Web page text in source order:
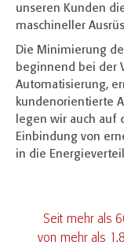
unseren Kunden
maschineller
Die Minimierung
beginnend bei der
Automatisierung,
kundenorientierte
legen wir auch
Einbindung von
in die
Seit mehr als
von mehr als